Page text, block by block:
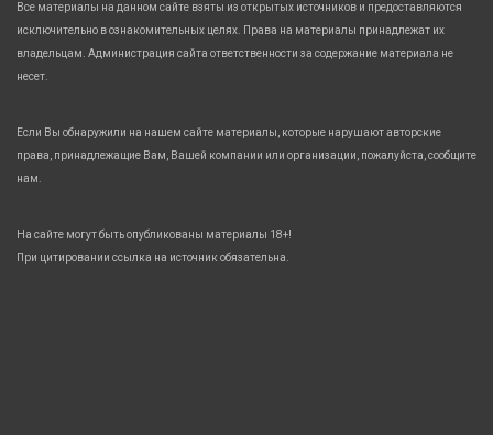
Все материалы на данном сайте взяты из открытых источников и предоставляются
исключительно в ознакомительных целях. Права на материалы принадлежат их
владельцам. Администрация сайта ответственности за содержание материала не
несет.
Если Вы обнаружили на нашем сайте материалы, которые нарушают авторские
права, принадлежащие Вам, Вашей компании или организации, пожалуйста, сообщите
нам.
На сайте могут быть опубликованы материалы 18+!
При цитировании ссылка на источник обязательна.